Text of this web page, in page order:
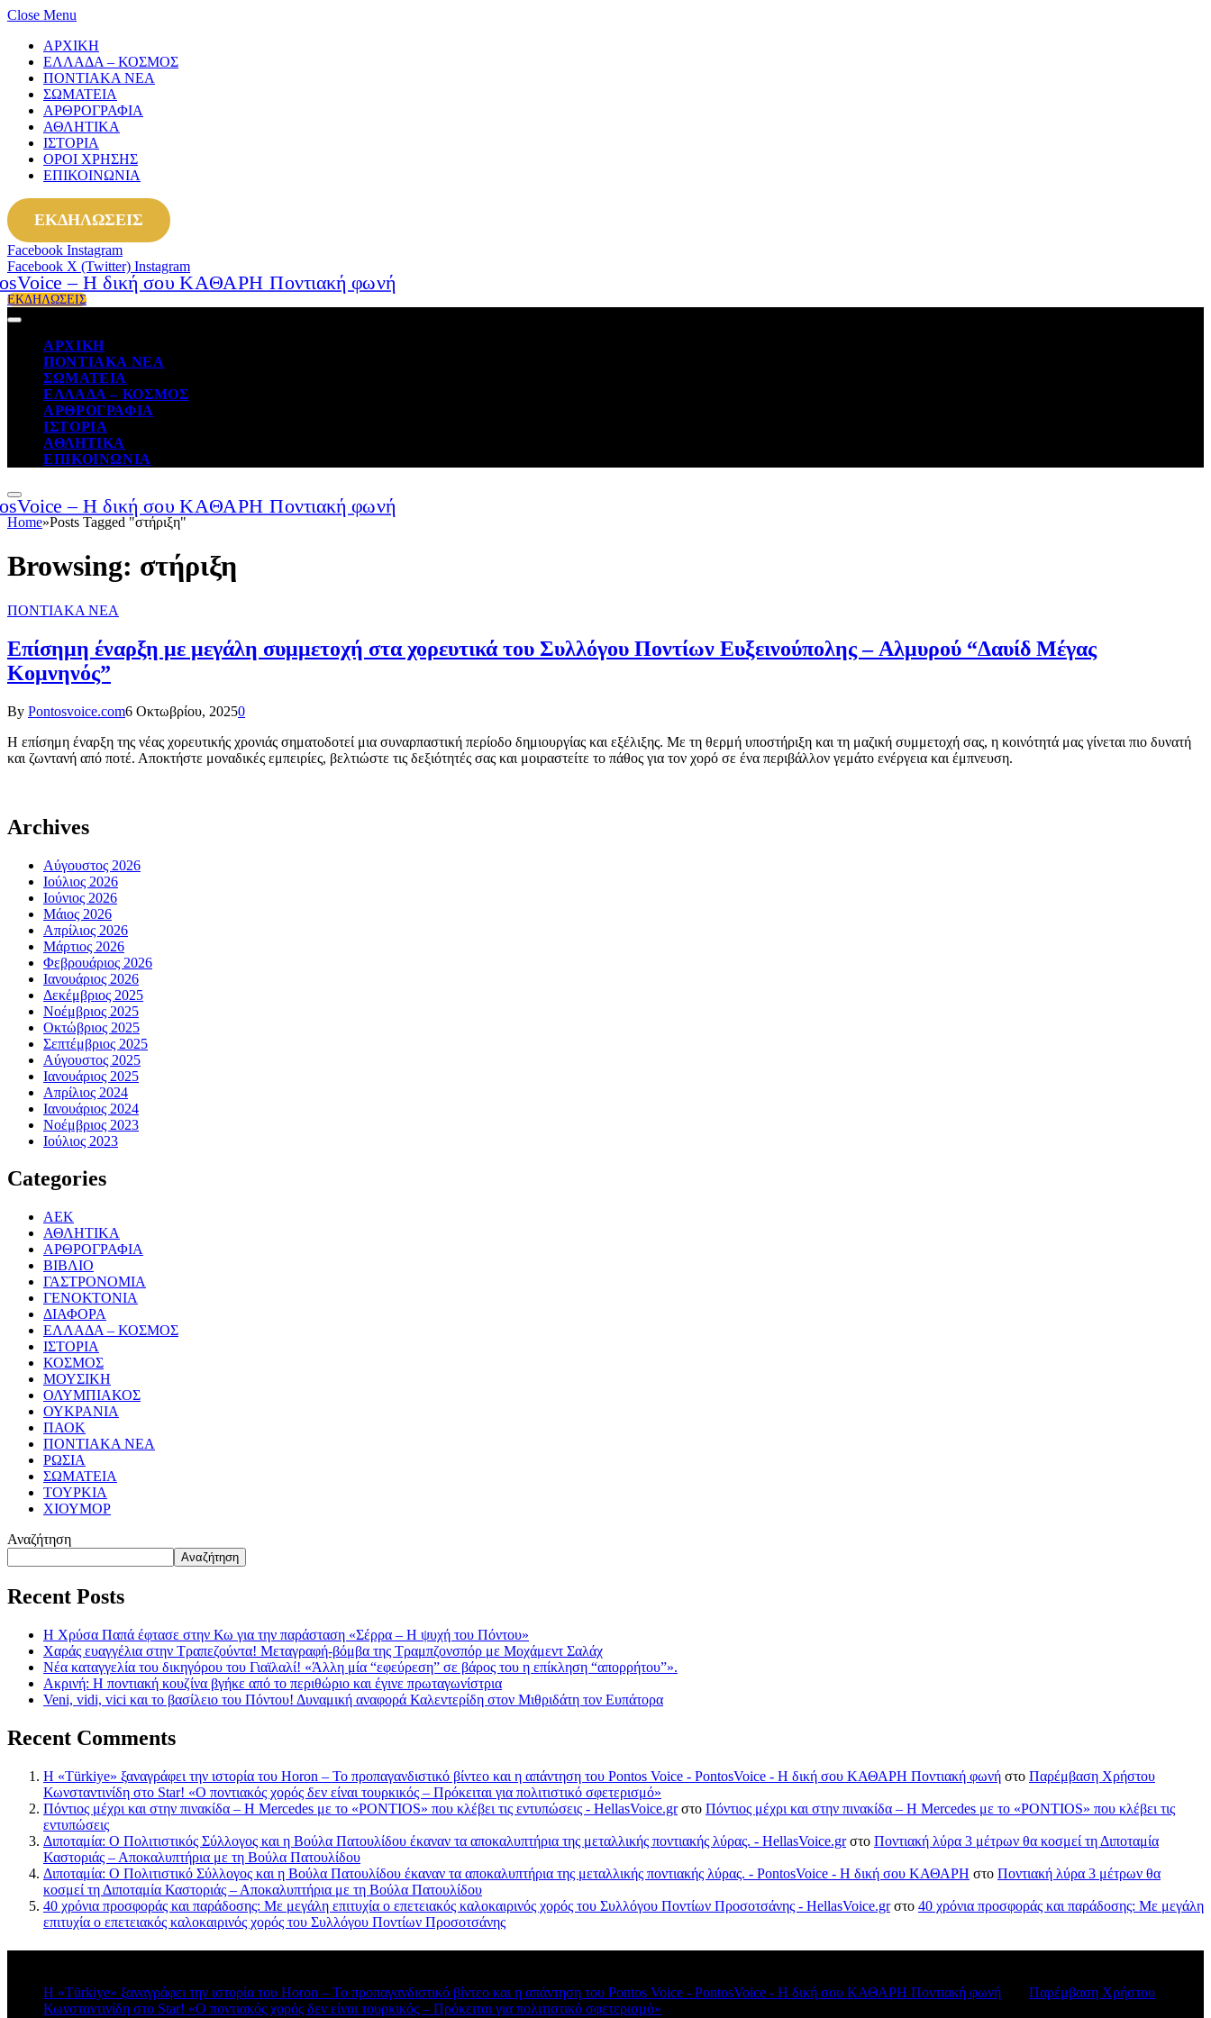
Close Menu
ΑΡΧΙΚΗ
ΕΛΛΑΔΑ – ΚΟΣΜΟΣ
ΠΟΝΤΙΑΚΑ ΝΕΑ
ΣΩΜΑΤΕΙΑ
ΑΡΘΡΟΓΡΑΦΙΑ
ΑΘΛΗΤΙΚΑ
ΙΣΤΟΡΙΑ
ΟΡΟΙ ΧΡΗΣΗΣ
ΕΠΙΚΟΙΝΩΝΙΑ
ΕΚΔΗΛΩΣΕΙΣ
Facebook Instagram
Facebook X (Twitter) Instagram
ΕΚΔΗΛΩΣΕΙΣ
ΑΡΧΙΚΗ
ΠΟΝΤΙΑΚΑ ΝΕΑ
ΣΩΜΑΤΕΙΑ
ΕΛΛΑΔΑ – ΚΟΣΜΟΣ
ΑΡΘΡΟΓΡΑΦΙΑ
ΙΣΤΟΡΙΑ
ΑΘΛΗΤΙΚΑ
ΕΠΙΚΟΙΝΩΝΙΑ
Home»Posts Tagged "στήριξη"
Browsing: στήριξη
ΠΟΝΤΙΑΚΑ ΝΕΑ
Επίσημη έναρξη με μεγάλη συμμετοχή στα χορευτικά του Συλλόγου Ποντίων Ευξεινούπολης – Αλμυρού “Δαυίδ Μέγας
Κομνηνός”
By Pontosvoice.com6 Οκτωβρίου, 20250
Η επίσημη έναρξη της νέας χορευτικής χρονιάς σηματοδοτεί μια συναρπαστική περίοδο δημιουργίας και εξέλιξης. Με τη θερμή υποστήριξη και τη μαζική συμμετοχή σας, η κοινότητά μας γίνεται πιο δυνατή
και ζωντανή από ποτέ. Αποκτήστε μοναδικές εμπειρίες, βελτιώστε τις δεξιότητές σας και μοιραστείτε το πάθος για τον χορό σε ένα περιβάλλον γεμάτο ενέργεια και έμπνευση.
Archives
Αύγουστος 2026
Ιούλιος 2026
Ιούνιος 2026
Μάιος 2026
Απρίλιος 2026
Μάρτιος 2026
Φεβρουάριος 2026
Ιανουάριος 2026
Δεκέμβριος 2025
Νοέμβριος 2025
Οκτώβριος 2025
Σεπτέμβριος 2025
Αύγουστος 2025
Ιανουάριος 2025
Απρίλιος 2024
Ιανουάριος 2024
Νοέμβριος 2023
Ιούλιος 2023
Categories
ΑΕΚ
ΑΘΛΗΤΙΚΑ
ΑΡΘΡΟΓΡΑΦΙΑ
ΒΙΒΛΙΟ
ΓΑΣΤΡΟΝΟΜΙΑ
ΓΕΝΟΚΤΟΝΙΑ
ΔΙΑΦΟΡΑ
ΕΛΛΑΔΑ – ΚΟΣΜΟΣ
ΙΣΤΟΡΙΑ
ΚΟΣΜΟΣ
ΜΟΥΣΙΚΗ
ΟΛΥΜΠΙΑΚΟΣ
ΟΥΚΡΑΝΙΑ
ΠΑΟΚ
ΠΟΝΤΙΑΚΑ ΝΕΑ
ΡΩΣΙΑ
ΣΩΜΑΤΕΙΑ
ΤΟΥΡΚΙΑ
ΧΙΟΥΜΟΡ
Αναζήτηση
Αναζήτηση
Recent Posts
Η Χρύσα Παπά έφτασε στην Κω για την παράσταση «Σέρρα – Η ψυχή του Πόντου»
Χαράς ευαγγέλια στην Τραπεζούντα! Μεταγραφή-βόμβα της Τραμπζονσπόρ με Μοχάμεντ Σαλάχ
Νέα καταγγελία του δικηγόρου του Γιαϊλαλί! «Άλλη μία “εφεύρεση” σε βάρος του η επίκληση “απορρήτου”».
Ακρινή: Η ποντιακή κουζίνα βγήκε από το περιθώριο και έγινε πρωταγωνίστρια
Veni, vidi, vici και το βασίλειο του Πόντου! Δυναμική αναφορά Καλεντερίδη στον Μιθριδάτη τον Ευπάτορα
Recent Comments
Η «Türkiye» ξαναγράφει την ιστορία του Horon – Το προπαγανδιστικό βίντεο και η απάντηση του Pontos Voice - PontosVoice - H δική σου ΚΑΘΑΡΗ Ποντιακή φωνή στο Παρέμβαση Χρήστου
Κωνσταντινίδη στο Star! «Ο ποντιακός χορός δεν είναι τουρκικός – Πρόκειται για πολιτιστικό σφετερισμό»
Πόντιος μέχρι και στην πινακίδα – Η Mercedes με το «PONTIOS» που κλέβει τις εντυπώσεις - HellasVoice.grστο Πόντιος μέχρι και στην πινακίδα – Η Mercedes με το «PONTIOS» που κλέβει τις
εντυπώσεις
Διποταμία: Ο Πολιτιστικός Σύλλογος και η Βούλα Πατουλίδου έκαναν τα αποκαλυπτήρια της μεταλλικής ποντιακής λύρας. - HellasVoice.grστο Ποντιακή λύρα 3 μέτρων θα κοσμεί τη Διποταμία
Καστοριάς – Αποκαλυπτήρια με τη Βούλα Πατουλίδου
Διποταμία: Ο Πολιτιστικό Σύλλογος και η Βούλα Πατουλίδου έκαναν τα αποκαλυπτήρια της μεταλλικής ποντιακής λύρας. - PontosVoice - H δική σου ΚΑΘΑΡΗ στο Ποντιακή λύρα 3 μέτρων θα
κοσμεί τη Διποταμία Καστοριάς – Αποκαλυπτήρια με τη Βούλα Πατουλίδου
40 χρόνια προσφοράς και παράδοσης: Με μεγάλη επιτυχία ο επετειακός καλοκαιρινός χορός του Συλλόγου Ποντίων Προσοτσάνης - HellasVoice.grστο 40 χρόνια προσφοράς και παράδοσης: Με μεγάλη
επιτυχία ο επετειακός καλοκαιρινός χορός του Συλλόγου Ποντίων Προσοτσάνης
Η «Türkiye» ξαναγράφει την ιστορία του Horon – Το προπαγανδιστικό βίντεο και η απάντηση του Pontos Voice - PontosVoice - H δική σου ΚΑΘΑΡΗ Ποντιακή φωνή
Παρέμβαση Χρήστου
Κωνσταντινίδη στο Star! «Ο ποντιακός χορός δεν είναι τουρκικός – Πρόκειται για πολιτιστικό σφετερισμό»